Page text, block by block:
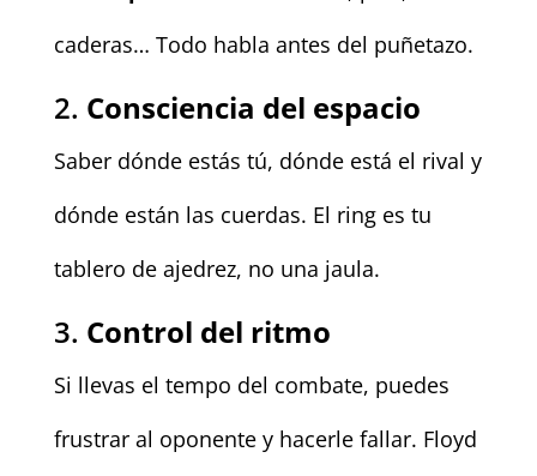
caderas… Todo habla antes del puñetazo.
2. Consciencia del espacio
Saber dónde estás tú, dónde está el rival y
dónde están las cuerdas. El ring es tu
tablero de ajedrez, no una jaula.
3. Control del ritmo
Si llevas el tempo del combate, puedes
frustrar al oponente y hacerle fallar. Floyd